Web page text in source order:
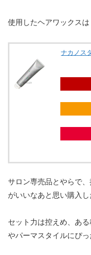
使用したヘアワックスは
ナカノス
サロン専売品とやらで
がいいなあと思い購入し
セット力は控えめ、あ
やパーマスタイルにぴっ